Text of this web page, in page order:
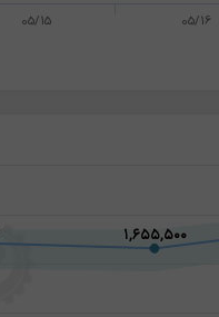
05/15 05/16
۱,۶۵۵,۵۰۰
۱,۶۵۵,۵۰۰